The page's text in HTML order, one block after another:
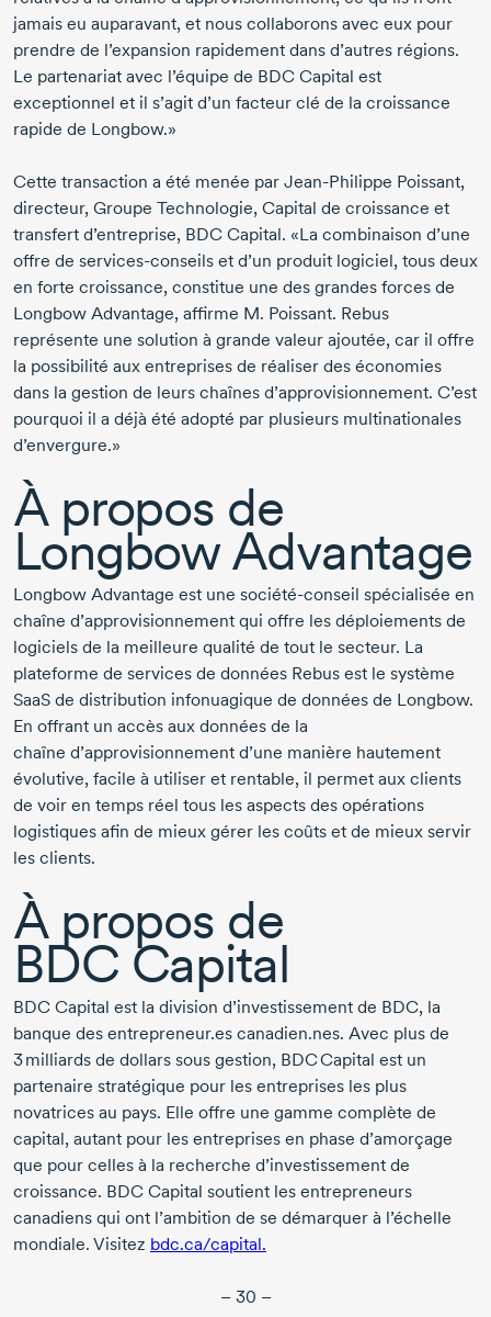
jamais eu auparavant, et nous collaborons avec eux pour
prendre de l’expansion rapidement dans d’autres régions.
Le partenariat avec l’équipe de BDC Capital est
exceptionnel et il s’agit d’un facteur clé de la croissance
rapide de Longbow.»
Cette transaction a été menée par Jean-Philippe Poissant,
directeur, Groupe Technologie, Capital de croissance et
transfert d’entreprise, BDC Capital. «La combinaison d’une
offre de services-conseils et d’un produit logiciel, tous deux
en forte croissance, constitue une des grandes forces de
Longbow Advantage, affirme M. Poissant. Rebus
représente une solution à grande valeur ajoutée, car il offre
la possibilité aux entreprises de réaliser des économies
dans la gestion de leurs chaînes d’approvisionnement. C’est
pourquoi il a déjà été adopté par plusieurs multinationales
d’envergure.»
À propos de
Longbow Advantage
Longbow Advantage est une société-conseil spécialisée en
chaîne d’approvisionnement qui offre les déploiements de
logiciels de la meilleure qualité de tout le secteur. La
plateforme de services de données Rebus est le système
SaaS de distribution infonuagique de données de Longbow.
En offrant un accès aux données de la
chaîne d’approvisionnement d’une manière hautement
évolutive, facile à utiliser et rentable, il permet aux clients
de voir en temps réel tous les aspects des opérations
logistiques afin de mieux gérer les coûts et de mieux servir
les clients.
À propos de
BDC Capital
BDC Capital est la division d’investissement de BDC, la
banque des entrepreneur.es canadien.nes. Avec plus de
3 milliards de dollars sous gestion, BDC Capital est un
partenaire stratégique pour les entreprises les plus
novatrices au pays. Elle offre une gamme complète de
capital, autant pour les entreprises en phase d’amorçage
que pour celles à la recherche d’investissement de
croissance. BDC Capital soutient les entrepreneurs
canadiens qui ont l’ambition de se démarquer à l’échelle
mondiale. Visitez bdc.ca/capital.
– 30 –